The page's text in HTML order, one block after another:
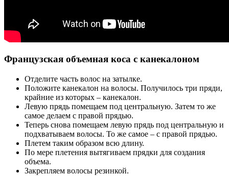
Французская объемная коса с канекалоном
Отделите часть волос на затылке.
Положите канекалон на волосы. Получилось три пряди,
крайние из которых – канекалон.
Левую прядь помещаем под центральную. Затем то же
самое делаем с правой прядью.
Теперь снова помещаем левую прядь под центральную и
подхватываем волосы. То же самое – с правой прядью.
Плетем таким образом всю длину.
По мере плетения вытягиваем прядки для создания
объема.
Закрепляем волосы резинкой.